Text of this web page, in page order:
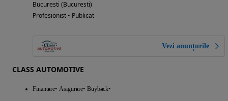
Bucuresti (Bucuresti)
Profesionist • Publicat
Vezi anunțurile
CLASS AUTOMOTIVE
Finantare Asigurare Buyback